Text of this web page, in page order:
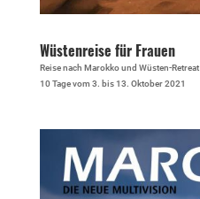
Wüstenreise für Frauen
Reise nach Marokko und Wüsten-Retreat
10 Tage vom 3. bis 13. Oktober 2021